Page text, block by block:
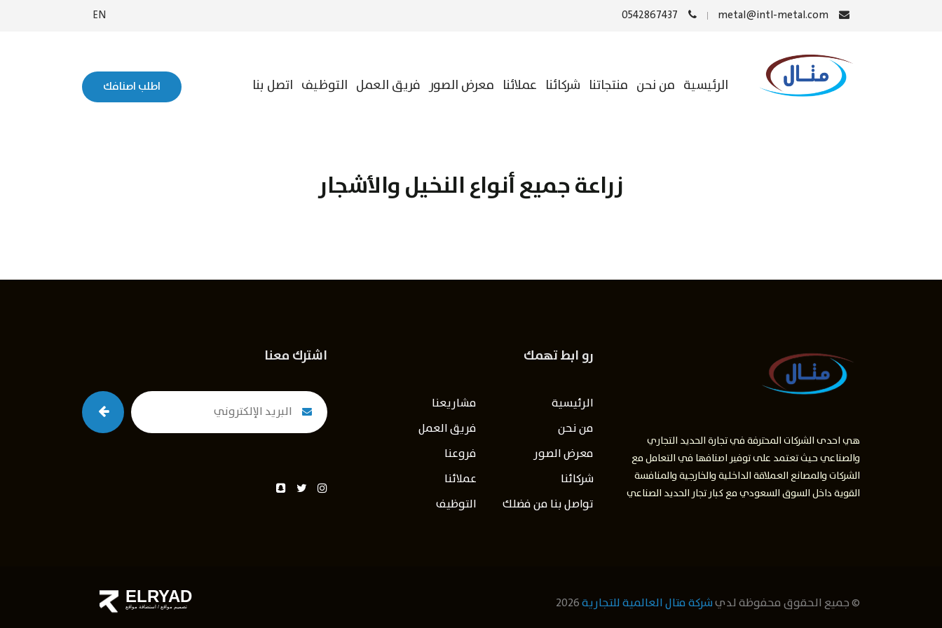
EN
الرئيسية من نحن منتجاتنا شركائنا عملائنا معرض الصور فريق العمل التوظيف اتصل بنا اطلب اصنافك
زراعة جميع أنواع النخيل والأشجار
هي احدى الشركات المحترفة في تجارة الحديد التجاري
والصناعي حيث تعتمد على توفير اصنافها في التعامل مع
الشركات والمصانع العملاقة الداخلية والخارجية والمنافسة
القوية داخل السوق السعودي مع كبار تجار الحديد الصناعي
رو ابط تهمك
الرئيسية
مشاريعنا
من نحن
فريق العمل
معرض الصور
فروعنا
شركائنا
عملائنا
تواصل بنا من فضلك
التوظيف
اشترك معنا
© جميع الحقوق محفوظة لديشركة متال العالمية للتجارية ELRYAD
تصميم مواقع / استضافة مواقع